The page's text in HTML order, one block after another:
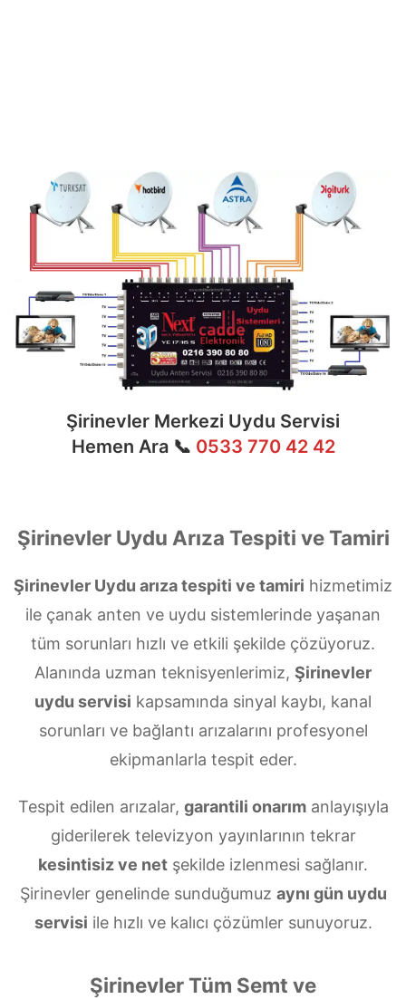
Şirinevler Merkezi Uydu Servisi
Hemen Ara 📞 0533 770 42 42
Şirinevler Uydu Arıza Tespiti ve Tamiri
Şirinevler Uydu arıza tespiti ve tamiri hizmetimiz
ile çanak anten ve uydu sistemlerinde yaşanan
tüm sorunları hızlı ve etkili şekilde çözüyoruz.
Alanında uzman teknisyenlerimiz, Şirinevler
uydu servisi kapsamında sinyal kaybı, kanal
sorunları ve bağlantı arızalarını profesyonel
ekipmanlarla tespit eder.
Tespit edilen arızalar, garantili onarımanlayışıyla
giderilerek televizyon yayınlarının tekrar
kesintisiz ve net şekilde izlenmesi sağlanır.
Şirinevler genelinde sunduğumuz aynı gün uydu
servisi ile hızlı ve kalıcı çözümler sunuyoruz.
Şirinevler Tüm Semt ve